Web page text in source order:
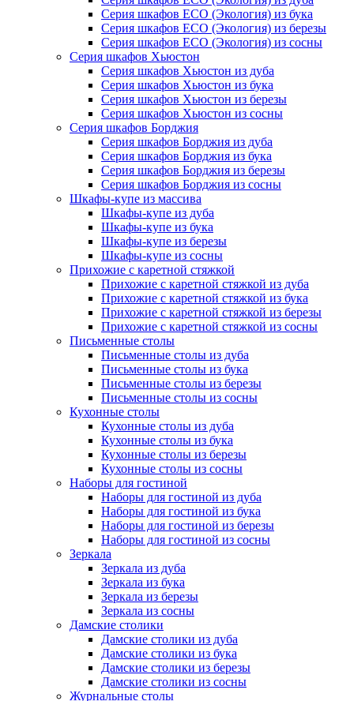
Серия шкафов ECO (Экология) из бука
Серия шкафов ECO (Экология) из березы
Серия шкафов ECO (Экология) из сосны
Серия шкафов Хьюстон
Серия шкафов Хьюстон из дуба
Серия шкафов Хьюстон из бука
Серия шкафов Хьюстон из березы
Серия шкафов Хьюстон из сосны
Серия шкафов Борджия
Серия шкафов Борджия из дуба
Серия шкафов Борджия из бука
Серия шкафов Борджия из березы
Серия шкафов Борджия из сосны
Шкафы-купе из массива
Шкафы-купе из дуба
Шкафы-купе из бука
Шкафы-купе из березы
Шкафы-купе из сосны
Прихожие с каретной стяжкой
Прихожие с каретной стяжкой из дуба
Прихожие с каретной стяжкой из бука
Прихожие с каретной стяжкой из березы
Прихожие с каретной стяжкой из сосны
Письменные столы
Письменные столы из дуба
Письменные столы из бука
Письменные столы из березы
Письменные столы из сосны
Кухонные столы
Кухонные столы из дуба
Кухонные столы из бука
Кухонные столы из березы
Кухонные столы из сосны
Наборы для гостиной
Наборы для гостиной из дуба
Наборы для гостиной из бука
Наборы для гостиной из березы
Наборы для гостиной из сосны
Зеркала
Зеркала из дуба
Зеркала из бука
Зеркала из березы
Зеркала из сосны
Дамские столики
Дамские столики из дуба
Дамские столики из бука
Дамские столики из березы
Дамские столики из сосны
Журнальные столы